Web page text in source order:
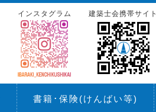
建築士会携帯サイト
インスタグラム
書籍･保険(けんばい等)